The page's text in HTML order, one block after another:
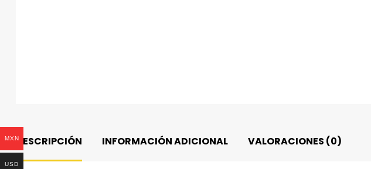
DESCRIPCIÓN INFORMACIÓN ADICIONAL VALORACIONES (0)
MXN
USD